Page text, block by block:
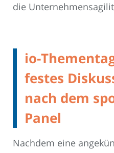
die
io-
festes
nach dem
Panel
Nachdem eine